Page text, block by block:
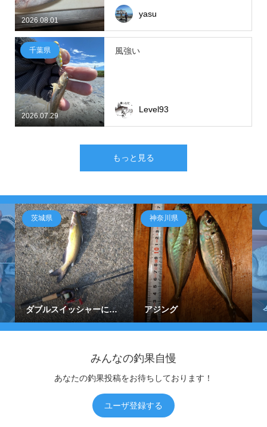
2026.08.01
yasu
2026.07.29
千葉県 風強い
Level93
もっと見る
茨城県
ダブルスイッシャーに…
神奈川県
アジング
みんなの釣果自慢
あなたの釣果投稿をお待ちしております！
ユーザ登録する